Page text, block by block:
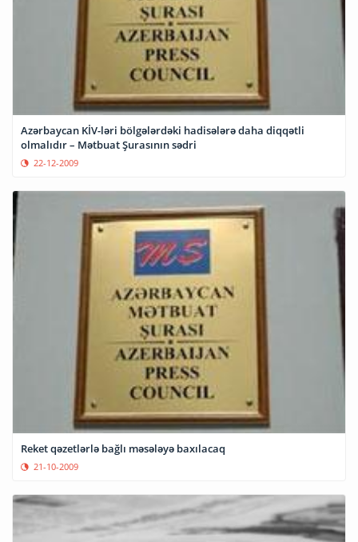
Azərbaycan KİV-ləri bölgələrdəki hadisələrə daha diqqətli
olmalıdır – Mətbuat Şurasının sədri
22-12-2009
Reket qəzetlərlə bağlı məsələyə baxılacaq
21-10-2009